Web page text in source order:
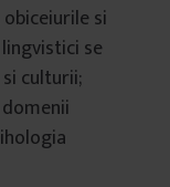
si
se
culturii;